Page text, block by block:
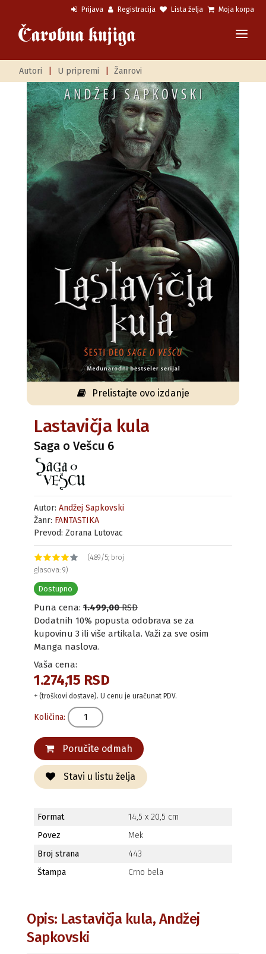
Prijava Registracija Lista želja Moja korpa
Autori U pripremi Žanrovi
Prelistajte ovo izdanje
Lastavičja kula
Saga o Vešcu 6
Autor: Andžej Sapkovski
Žanr: FANTASTIKA
Prevod: Zorana Lutovac
(4.89/5; broj
glasova: 9)
Dostupno
Puna cena: 1.499,00RSD
Dodatnih 10% popusta odobrava se za
kupovinu 3 ili više artikala. Važi za sve osim
Manga naslova.
Vaša cena:
1.274,15 RSD
+ (troškovi dostave). U cenu je uračunat PDV.
Količina:
Poručite odmah
Stavi u listu želja
Format
14,5 x 20,5 cm
Povez
Mek
Broj strana
443
Štampa
Crno bela
Opis: Lastavičja kula, Andžej
Sapkovski